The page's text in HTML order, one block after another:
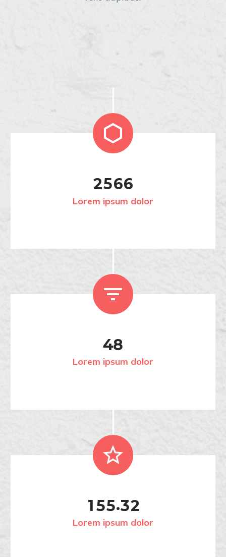


2566
Lorem ipsum dolor


48
Lorem ipsum dolor


155.32
Lorem ipsum dolor